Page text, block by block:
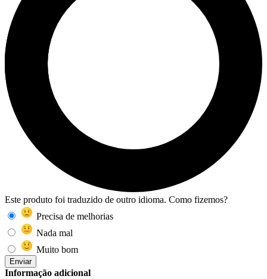
Este produto foi traduzido de outro idioma. Como fizemos?
Precisa de melhorias
Nada mal
Muito bom
Enviar
Informação adicional